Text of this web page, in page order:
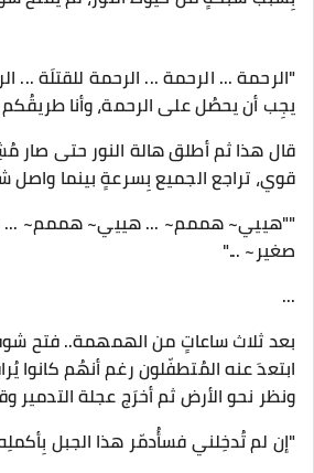
"الرحمة ... الرحمة ... الرحمة للقتلَة ...
يجِب أن يحصُل على الرحمة، وأنا طريقُكم
قال هذا ثم أطلق هالة النور حتى صار
قوي، تراجع الجميع بِسرعةٍ بينما واصل
""هييي~ هممم~ ... هييي~ هممم~ ...
صغير~ ..."
...
بعد ثلاث ساعاتٍ من الهمهمة.. فتح
ابتعدَ عنه المُتطفّلون رغم أنهُم كانوا
ونظر نحو الأرض ثم أخرَج عجلة
"إن لم تُدخِلني فسأُدمّر هذا الجبل